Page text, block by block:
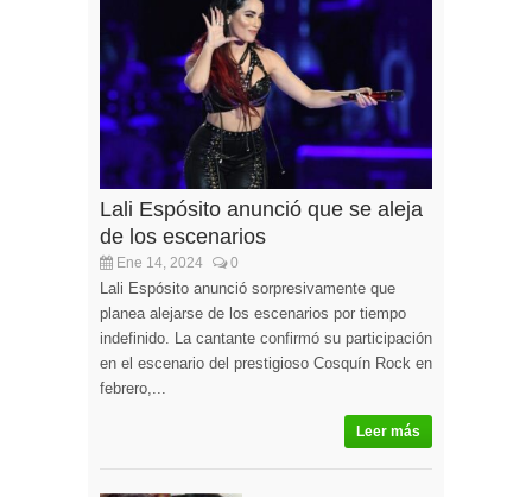
Lali Espósito anunció que se aleja
de los escenarios
Ene 14, 2024 0
Lali Espósito anunció sorpresivamente que
planea alejarse de los escenarios por tiempo
indefinido. La cantante confirmó su participación
en el escenario del prestigioso Cosquín Rock en
febrero,...
Leer más